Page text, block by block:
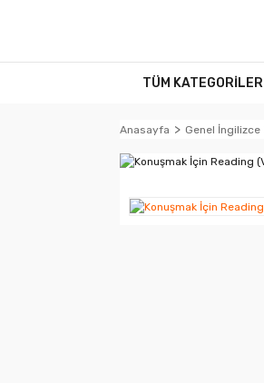
TÜM KATEGORİLER
Anasayfa Genel İngilizce